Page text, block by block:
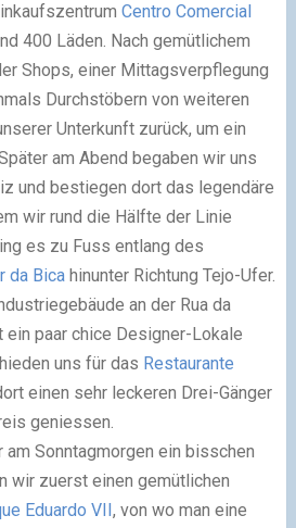
Centro Comercial
400 Läden. Nach gemütlichem
Shops, einer Mittagsverpflegung
Durchstöbern von weiteren
Unterkunft zurück, um ein
am Abend begaben wir uns
und bestiegen dort das legendäre
wir rund die Hälfte der Linie
es zu Fuss entlang des
da Bicahinunter Richtung Tejo-Ufer.
an der Rua da
ein paar chice Designer-Lokale
uns für das Restaurante
einen sehr leckeren Drei-Gänger
geniessen.
am Sonntagmorgen ein bisschen
wir zuerst einen gemütlichen
Eduardo VII, von wo man eine